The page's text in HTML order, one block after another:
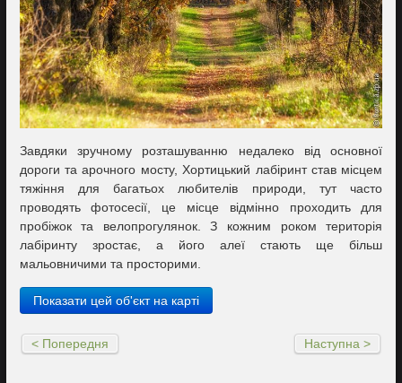
Завдяки зручному розташуванню недалеко від основної
дороги та арочного мосту, Хортицький лабіринт став місцем
тяжіння для багатьох любителів природи, тут часто
проводять фотосесії, це місце відмінно проходить для
пробіжок та велопрогулянок. З кожним роком територія
лабіринту зростає, а його алеї стають ще більш
мальовничими та просторими.
Показати цей об'єкт на карті
< Попередня Наступна >